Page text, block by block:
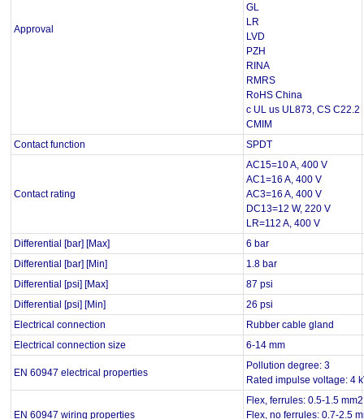
Approval
GL
LR
LVD
PZH
RINA
RMRS
RoHS China
c UL us UL873, CS C22.2
CMIM
Contact function
SPDT
Contact rating
AC15=10 A, 400 V
AC1=16 A, 400 V
AC3=16 A, 400 V
DC13=12 W, 220 V
LR=112 A, 400 V
Differential [bar] [Max]
6 bar
Differential [bar] [Min]
1.8 bar
Differential [psi] [Max]
87 psi
Differential [psi] [Min]
26 psi
Electrical connection
Rubber cable gland
Electrical connection size
6-14 mm
EN 60947 electrical properties
Pollution degree: 3
Rated impulse voltage: 4
EN 60947 wiring properties
Flex, ferrules: 0.5-1.5 mm2
Flex, no ferrules: 0.7-2.5